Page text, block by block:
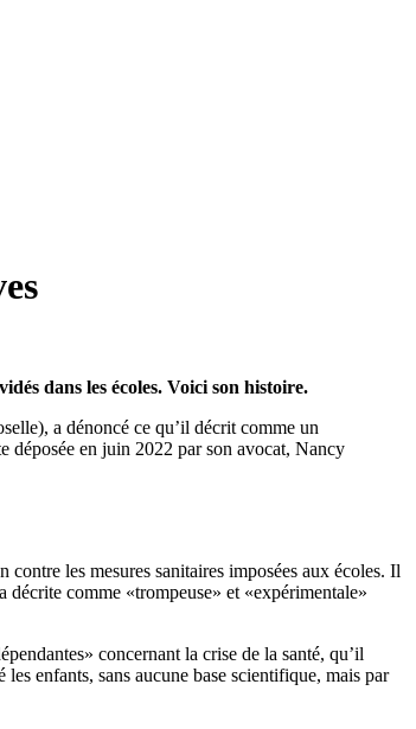
dans les écoles. Voici son histoire.
a dénoncé ce qu’il décrit comme un
déposée en juin 2022 par son avocat, Nancy
les mesures sanitaires imposées aux écoles. Il
décrite comme «trompeuse» et «expérimentale»
concernant la crise de la santé, qu’il
enfants, sans aucune base scientifique, mais par